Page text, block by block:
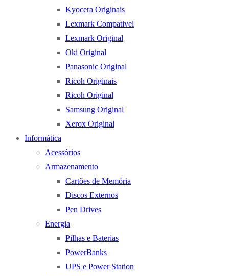
Kyocera Originais
Lexmark Compativel
Lexmark Original
Oki Original
Panasonic Original
Ricoh Originais
Ricoh Original
Samsung Original
Xerox Original
Informática
Acessórios
Armazenamento
Cartões de Memória
Discos Externos
Pen Drives
Energia
Pilhas e Baterias
PowerBanks
UPS e Power Station